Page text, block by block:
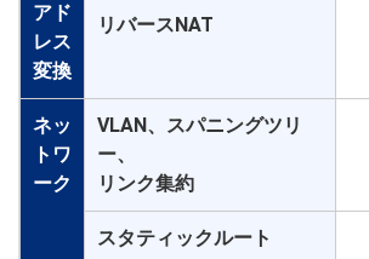
アド
レス
変換
リバースNAT
ネッ
トワ
ーク
VLAN、スパニングツリ
ー、
リンク集約
スタティックルート